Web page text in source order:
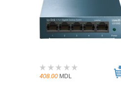
408.00 MDL